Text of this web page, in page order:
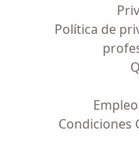
Política de
Condiciones